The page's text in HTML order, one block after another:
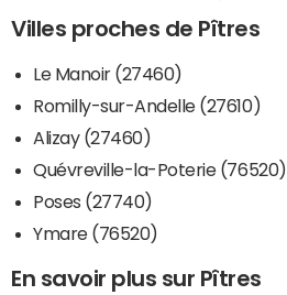
Villes proches de Pîtres
Le Manoir (27460)
Romilly-sur-Andelle (27610)
Alizay (27460)
Quévreville-la-Poterie (76520)
Poses (27740)
Ymare (76520)
En savoir plus sur Pîtres